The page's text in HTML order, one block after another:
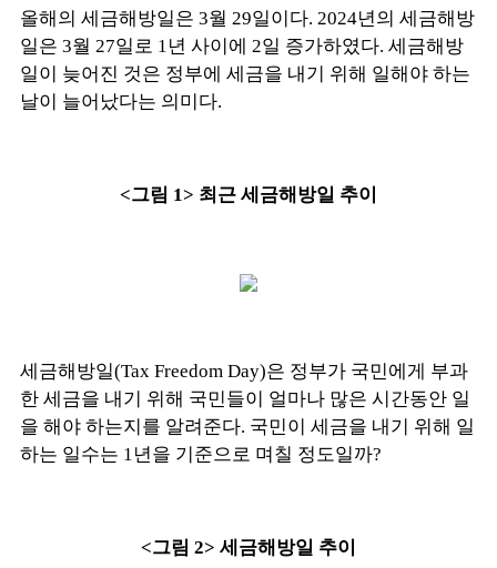
올해의 세금해방일은 3월 29일이다. 2024년의 세금해방
일은 3월 27일로 1년 사이에 2일 증가하였다. 세금해방
일이 늦어진 것은 정부에 세금을 내기 위해 일해야 하는
날이 늘어났다는 의미다.
<그림 1> 최근 세금해방일 추이
세금해방일(Tax Freedom Day)은 정부가 국민에게 부과
한 세금을 내기 위해 국민들이 얼마나 많은 시간동안 일
을 해야 하는지를 알려준다. 국민이 세금을 내기 위해 일
하는 일수는 1년을 기준으로 며칠 정도일까?
<그림 2> 세금해방일 추이